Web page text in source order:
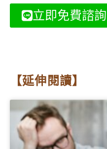
立即免費諮詢
【延伸閱讀】